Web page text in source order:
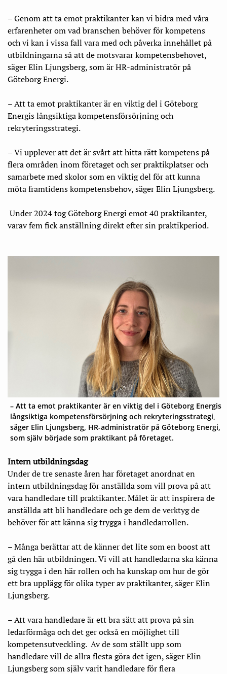
– Genom att ta emot praktikanter kan vi bidra med våra
erfarenheter om vad branschen behöver för kompetens
och vi kan i vissa fall vara med och påverka innehållet på
utbildningarna så att de motsvarar kompetensbehovet,
säger Elin Ljungsberg, som är HR-administratör på
Göteborg Energi.
– Att ta emot praktikanter är en viktig del i Göteborg
Energis långsiktiga kompetensförsörjning och
rekryteringsstrategi.
– Vi upplever att det är svårt att hitta rätt kompetens på
flera områden inom företaget och ser praktikplatser och
samarbete med skolor som en viktig del för att kunna
möta framtidens kompetensbehov, säger Elin Ljungsberg.
Under 2024 tog Göteborg Energi emot 40 praktikanter,
varav fem fick anställning direkt efter sin praktikperiod.
– Att ta emot praktikanter är en viktig del i Göteborg Energis
långsiktiga kompetensförsörjning och rekryteringsstrategi,
säger Elin Ljungsberg, HR-administratör på Göteborg Energi,
som själv började som praktikant på företaget.
Intern utbildningsdag
Under de tre senaste åren har företaget anordnat en
intern utbildningsdag för anställda som vill prova på att
vara handledare till praktikanter. Målet är att inspirera de
anställda att bli handledare och ge dem de verktyg de
behöver för att känna sig trygga i handledarrollen.
– Många berättar att de känner det lite som en boost att
gå den här utbildningen. Vi vill att handledarna ska känna
sig trygga i den här rollen och ha kunskap om hur de gör
ett bra upplägg för olika typer av praktikanter, säger Elin
Ljungsberg.
– Att vara handledare är ett bra sätt att prova på sin
ledarförmåga och det ger också en möjlighet till
kompetensutveckling. Av de som ställt upp som
handledare vill de allra flesta göra det igen, säger Elin
Ljungsberg som själv varit handledare för flera